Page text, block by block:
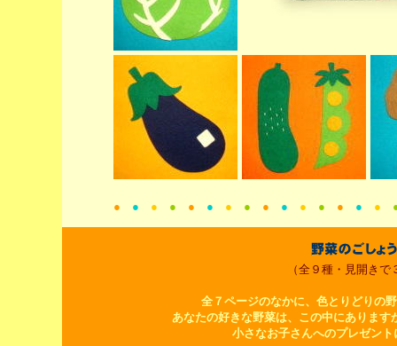
● ● ● ● ● ● ● ● ● ● ● ● ● ● ●
（全９種・見開きで
全７ページのなかに、色とりどりの
あなたの好きな野菜は、この中にあります
小さなお子さんへのプレゼン